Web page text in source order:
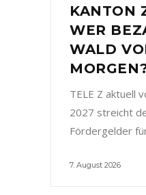
KANTON
WER
WALD
TELE Z aktuell
2027 streicht
Fördergelder
7. August 2026